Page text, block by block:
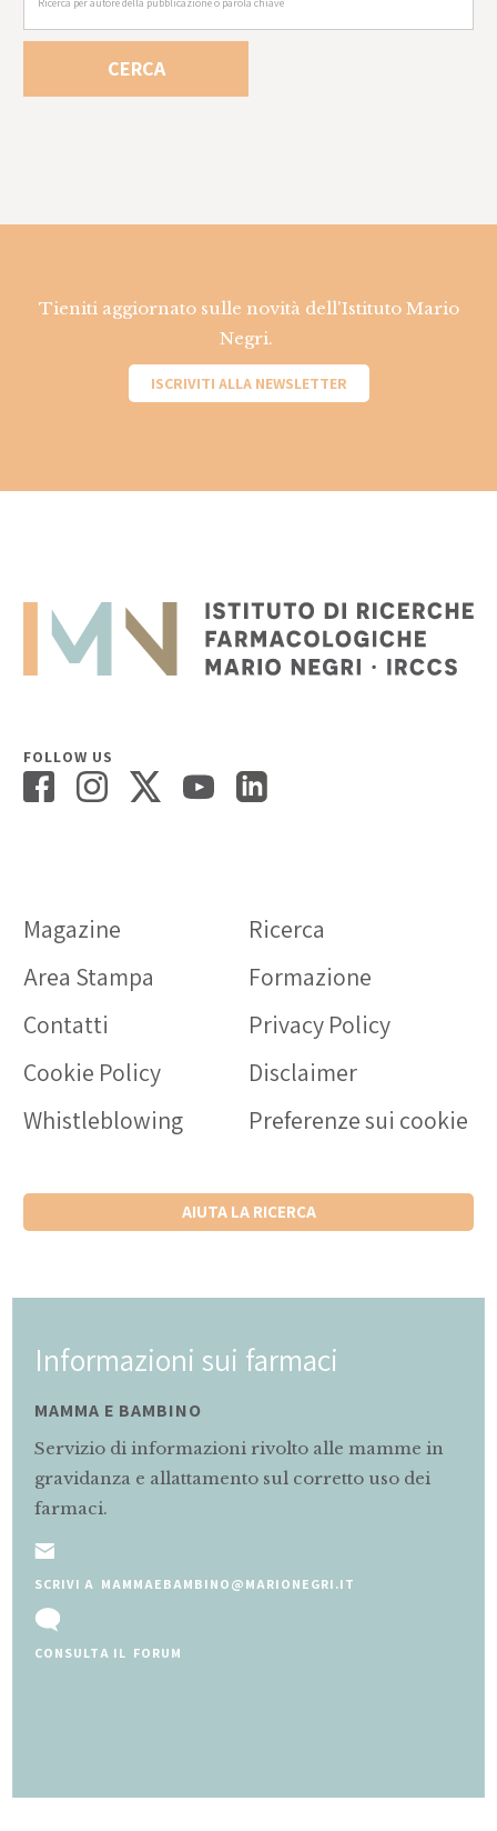
Tieniti aggiornato sulle novità dell'Istituto Mario
Negri.
ISCRIVITI ALLA NEWSLETTER
FOLLOW US
Magazine
Ricerca
Area Stampa
Formazione
Contatti
Privacy Policy
Cookie Policy
Disclaimer
Whistleblowing
Preferenze sui cookie
AIUTA LA RICERCA
Informazioni sui farmaci
MAMMA E BAMBINO
Servizio di informazioni rivolto alle mamme in
gravidanza e allattamento sul corretto uso dei
farmaci.
SCRIVI A MAMMAEBAMBINO@MARIONEGRI.IT
CONSULTA IL FORUM